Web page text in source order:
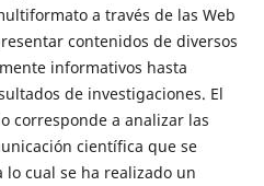
a través de las Web
contenidos de diversos
informativos hasta
de investigaciones. El
corresponde a analizar las
científica que se
cual se ha realizado un